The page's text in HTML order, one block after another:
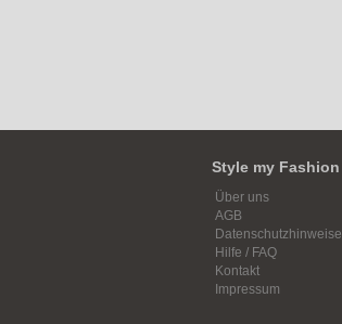
Style my Fashion
Über uns
AGB
Datenschutzhinweise
Hilfe / FAQ
Kontakt
Impressum